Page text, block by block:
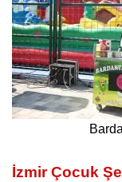
İzmir Çocuk